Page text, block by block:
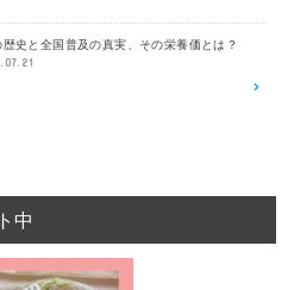
歴史と全国普及の真実、その栄養価とは？
中